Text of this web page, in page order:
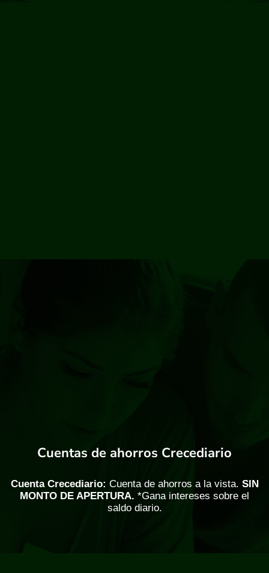
Cuentas de ahorros Crecediario
Cuenta Crecediario: Cuenta de ahorros a la vista. SIN
MONTO DE APERTURA. *Gana intereses sobre el
saldo diario.